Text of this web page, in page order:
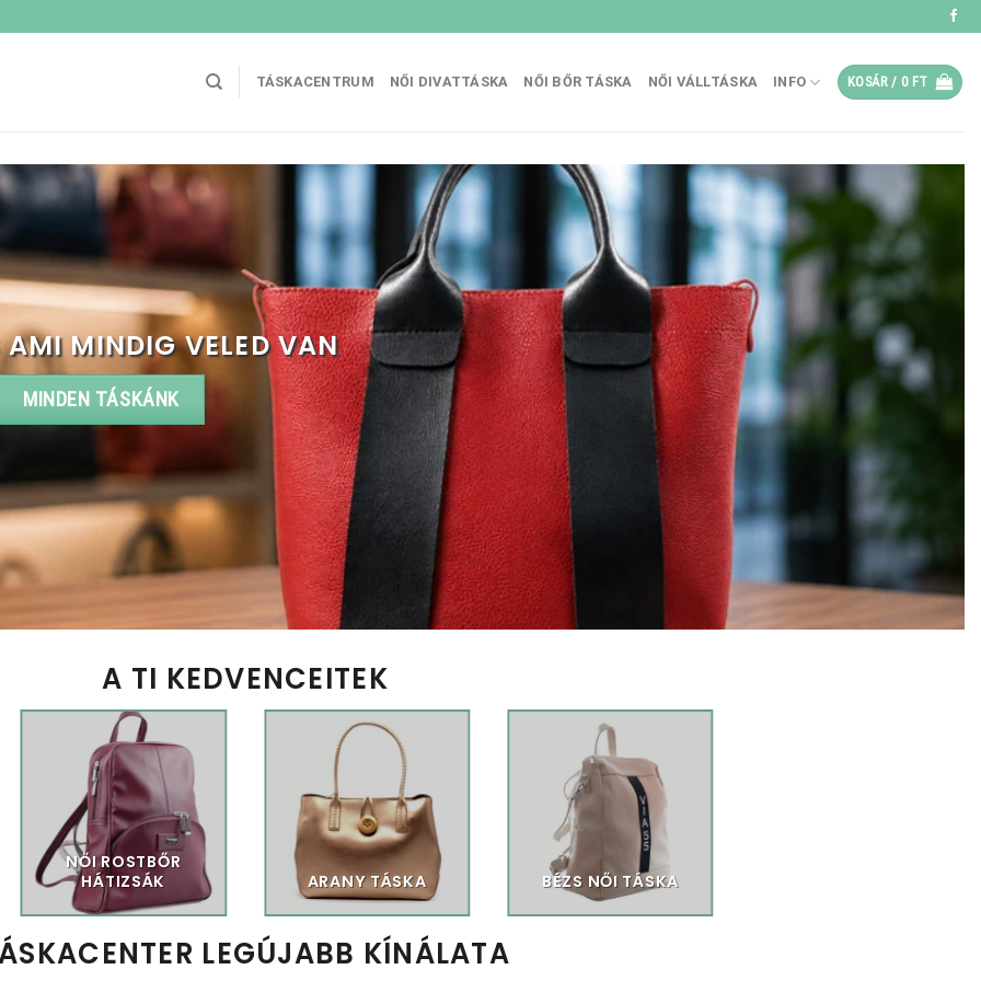
TÁSKACENTRUM NŐI DIVATTÁSKA NŐI BŐR TÁSKA NŐI VÁLLTÁSKA INFO KOSÁR / 0 FT
AMI MINDIG VELED VAN
MINDEN TÁSKÁNK
A TI KEDVENCEITEK
NŐI ROSTBŐR
HÁTIZSÁK
ARANY TÁSKA BÉZS NŐI TÁSKA
LEGÚJABB KÍNÁLATA